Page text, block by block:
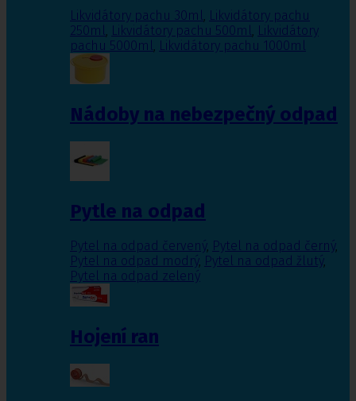
Likvidátory pachu 30ml, Likvidátory pachu
250ml, Likvidátory pachu 500ml, Likvidátory
pachu 5000ml, Likvidátory pachu 1000ml
Nádoby na nebezpečný odpad
Pytle na odpad
Pytel na odpad červený, Pytel na odpad černý,
Pytel na odpad modrý, Pytel na odpad žlutý,
Pytel na odpad zelený
Hojení ran